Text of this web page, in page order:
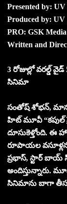
Presented by:
Produced by:
PRO: GSK Media
Written and
3 రోజుల్లో వరల్డ్ వైడ్
సినిమా
సంతోష్ శోభన్,
హిట్ మూవీ “కపుల్
దూసుకెళ్తోంది. ఈ
రూపాయల
ప్రభాస్, స్టార్ బాయ్
అందిస్తున్నారు.
సినిమాను బాగా